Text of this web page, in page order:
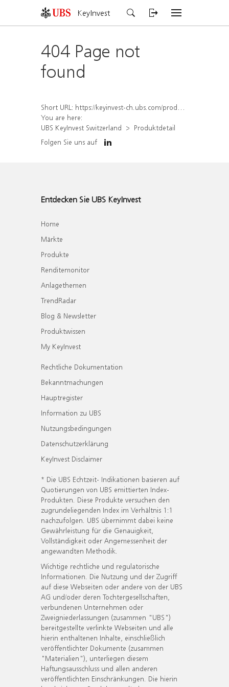
KeyInvest
404 Page not
found
Short URL: https://keyinvest-ch.ubs.com/produkt/detail/index/isin/CH1570529581
You are here:
UBS KeyInvest Switzerland
Produktdetail
Folgen Sie uns auf
Entdecken Sie UBS KeyInvest
Home
Märkte
Produkte
Renditemonitor
Anlagethemen
TrendRadar
Blog & Newsletter
Produktwissen
My KeyInvest
Rechtliche Dokumentation
Bekanntmachungen
Hauptregister
Information zu UBS
Nutzungsbedingungen
Datenschutzerklärung
KeyInvest Disclaimer
* Die UBS Echtzeit- Indikationen basieren auf
Quotierungen von UBS emittierten Index-
Produkten. Diese Produkte versuchen den
zugrundeliegenden Index im Verhältnis 1:1
nachzufolgen. UBS übernimmt dabei keine
Gewährleistung für die Genauigkeit,
Vollständigkeit oder Angemessenheit der
angewandten Methodik.
Wichtige rechtliche und regulatorische
Informationen. Die Nutzung und der Zugriff
auf diese Webseiten oder andere von der UBS
AG und/oder deren Tochtergesellschaften,
verbundenen Unternehmen oder
Zweigniederlassungen (zusammen "UBS")
bereitgestellte verlinkte Webseiten und alle
hierin enthaltenen Inhalte, einschließlich
veröffentlichter Dokumente (zusammen
"Materialien"), unterliegen diesem
Haftungsausschluss und allen anderen
veröffentlichten Einschränkungen. Die hierin